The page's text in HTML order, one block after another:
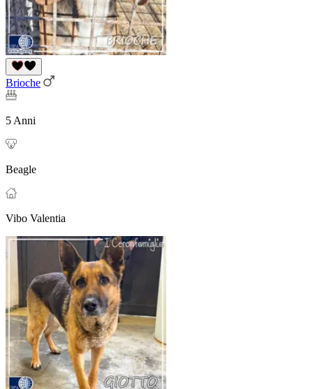
Brioche
5 Anni
Beagle
Vibo Valentia